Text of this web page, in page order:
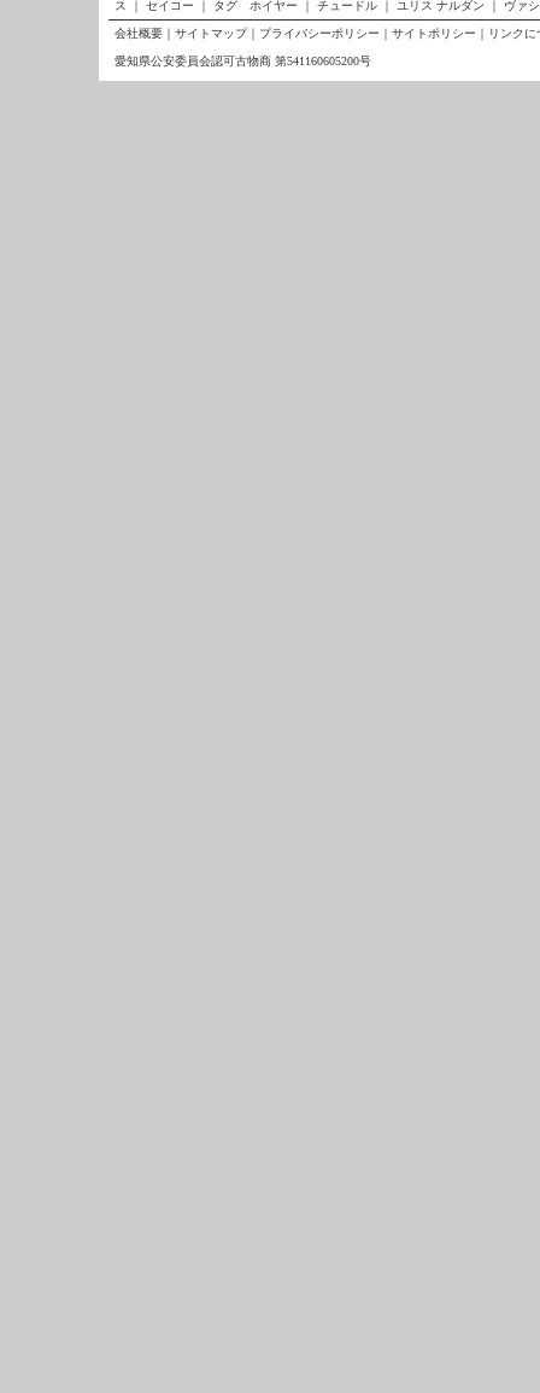
ス ｜ セイコー ｜ タグ ホイヤー ｜ チュードル ｜ ユリス ナルダン ｜ ヴァ
会社概要 ｜ サイトマップ｜ プライバシーポリシー ｜ サイトポリシー ｜ リンクに
愛知県公安委員会認可古物商 第541160605200号